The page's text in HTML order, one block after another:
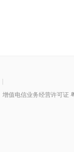
|
值电信业务经营许可证